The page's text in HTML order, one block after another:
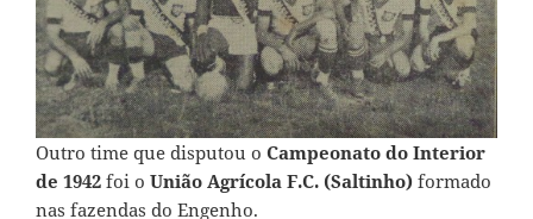
Outro time que disputou o Campeonato do Interior
de 1942 foi o União Agrícola F.C. (Saltinho) formado
nas fazendas do Engenho.